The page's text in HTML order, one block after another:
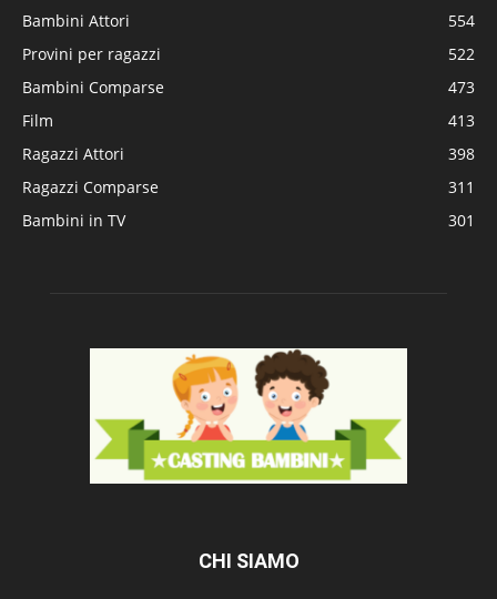
Bambini Attori
554
Provini per ragazzi
522
Bambini Comparse
473
Film
413
Ragazzi Attori
398
Ragazzi Comparse
311
Bambini in TV
301
CHI SIAMO